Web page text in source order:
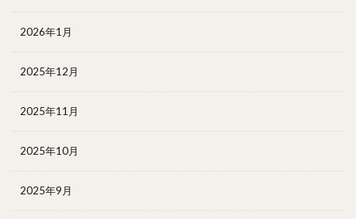
2026年1月
2025年12月
2025年11月
2025年10月
2025年9月